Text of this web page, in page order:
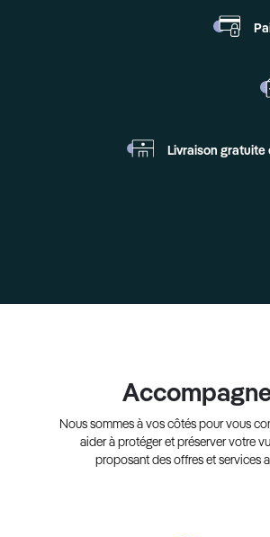
Livraison gratuite
Nous sommes à vos côtés pour vous
aider à protéger et préserver votre
proposant des offres et services